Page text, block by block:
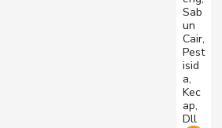
Sab
un
Cair,
Pest
isid
a,
Kec
ap,
Dll